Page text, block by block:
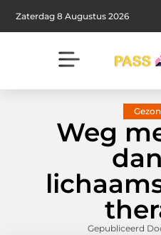
Zaterdag 8 Augustus 2026
Weg
Gepubliceerd